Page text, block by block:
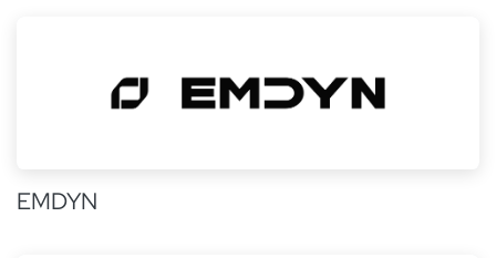
EMDYN